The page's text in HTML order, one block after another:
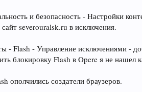
и безопасность - Настройки
severouralsk.ru в исключения.
Flash - Управление исключениями -
блокировку Flash в Opere я не нашел
ополчились создатели браузеров.